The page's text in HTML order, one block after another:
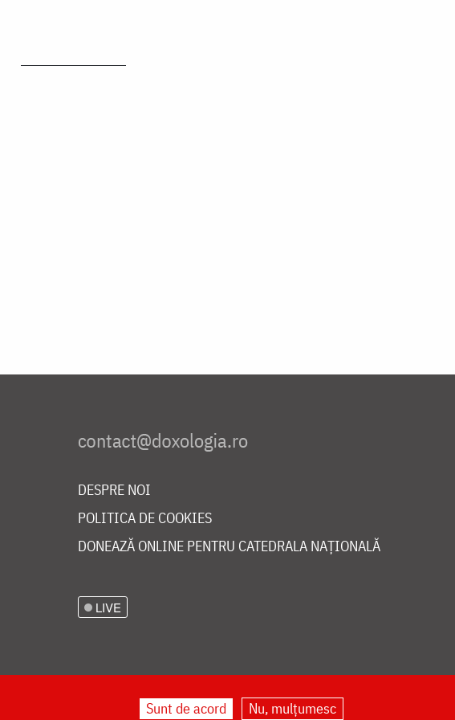
DESPRE NOI
POLITICA DE COOKIES
DONEAZĂ ONLINE PENTRU CATEDRALA NAȚIONALĂ
LIVE
Sunt de acord Nu, mulțumesc